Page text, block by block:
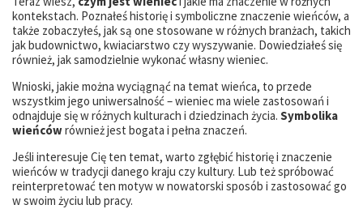
kontekstach. Poznałeś historię i symboliczne znaczenie wieńców, a
także zobaczyłeś, jak są one stosowane w różnych branżach, takich
jak budownictwo, kwiaciarstwo czy wyszywanie. Dowiedziałeś się
również, jak samodzielnie wykonać własny wieniec.
Wnioski, jakie można wyciągnąć na temat wieńca, to przede
wszystkim jego uniwersalność – wieniec ma wiele zastosowań i
odnajduje się w różnych kulturach i dziedzinach życia. Symbolika
wieńcówrównież jest bogata i pełna znaczeń.
Jeśli interesuje Cię ten temat, warto zgłębić historię i znaczenie
wieńców w tradycji danego kraju czy kultury. Lub też spróbować
reinterpretować ten motyw w nowatorski sposób i zastosować go
w swoim życiu lub pracy.